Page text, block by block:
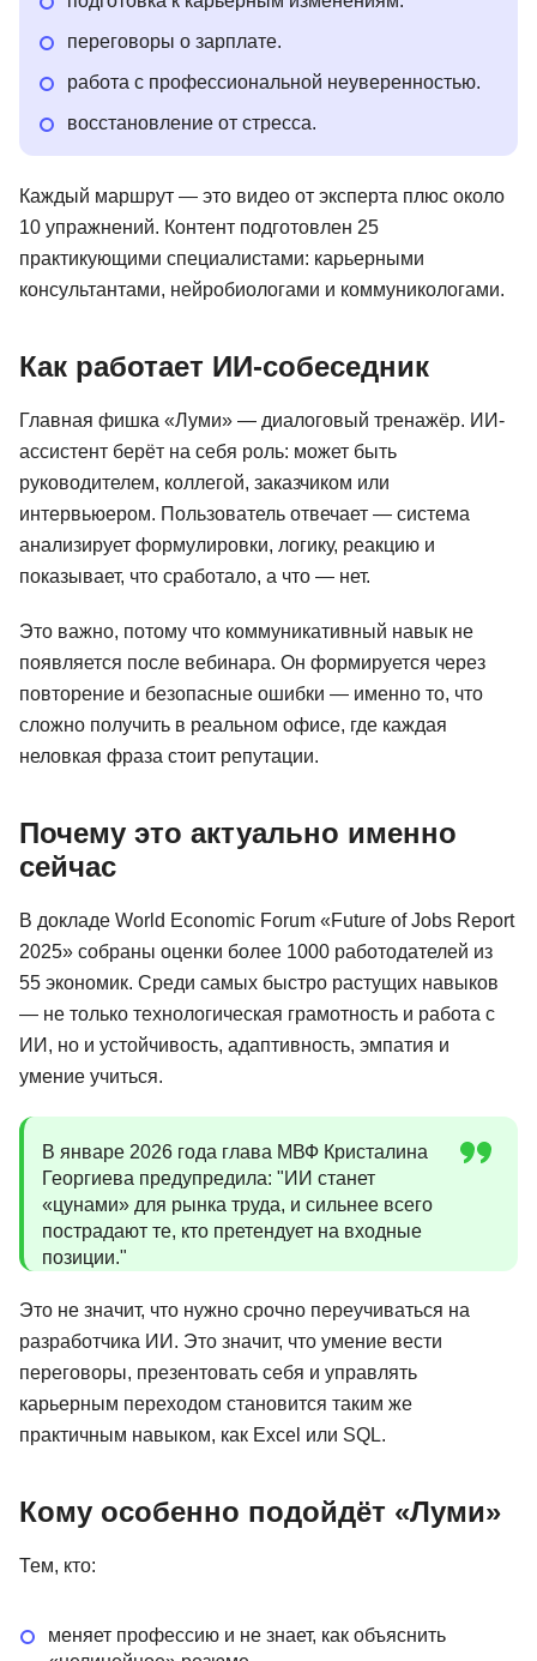
переговоры о зарплате.
работа с профессиональной неуверенностью.
восстановление от стресса.
Каждый маршрут — это видео от эксперта плюс около
10 упражнений. Контент подготовлен 25
практикующими специалистами: карьерными
консультантами, нейробиологами и коммуникологами.
Как работает ИИ-собеседник
Главная фишка «Луми» — диалоговый тренажёр. ИИ-
ассистент берёт на себя роль: может быть
руководителем, коллегой, заказчиком или
интервьюером. Пользователь отвечает — система
анализирует формулировки, логику, реакцию и
показывает, что сработало, а что — нет.
Это важно, потому что коммуникативный навык не
появляется после вебинара. Он формируется через
повторение и безопасные ошибки — именно то, что
сложно получить в реальном офисе, где каждая
неловкая фраза стоит репутации.
Почему это актуально именно
сейчас
В докладе World Economic Forum «Future of Jobs Report
2025» собраны оценки более 1000 работодателей из
55 экономик. Среди самых быстро растущих навыков
— не только технологическая грамотность и работа с
ИИ, но и устойчивость, адаптивность, эмпатия и
умение учиться.
В январе 2026 года глава МВФ Кристалина
Георгиева предупредила: "ИИ станет
«цунами» для рынка труда, и сильнее всего
пострадают те, кто претендует на входные
позиции."
Это не значит, что нужно срочно переучиваться на
разработчика ИИ. Это значит, что умение вести
переговоры, презентовать себя и управлять
карьерным переходом становится таким же
практичным навыком, как Excel или SQL.
Кому особенно подойдёт «Луми»
Тем, кто:
меняет профессию и не знает, как объяснить